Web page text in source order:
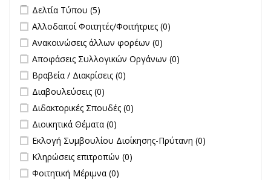
Apply Δελτία Τύπου filter
Δελτία Τύπου (5)
undefined
Αλλοδαποί Φοιτητές/Φοιτήτριες (0)
undefined
Ανακοινώσεις άλλων φορέων (0)
undefined
Αποφάσεις Συλλογικών Οργάνων (0)
undefined
Βραβεία / Διακρίσεις (0)
undefined
Διαβουλεύσεις (0)
undefined
Διδακτορικές Σπουδές (0)
undefined
Διοικητικά Θέματα (0)
undefined
Εκλογή Συμβουλίου Διοίκησης-Πρύτανη (0)
undefined
Κληρώσεις επιτροπών (0)
undefined
Φοιτητική Μέριμνα (0)